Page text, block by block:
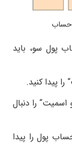
باید
دنبال
پیدا